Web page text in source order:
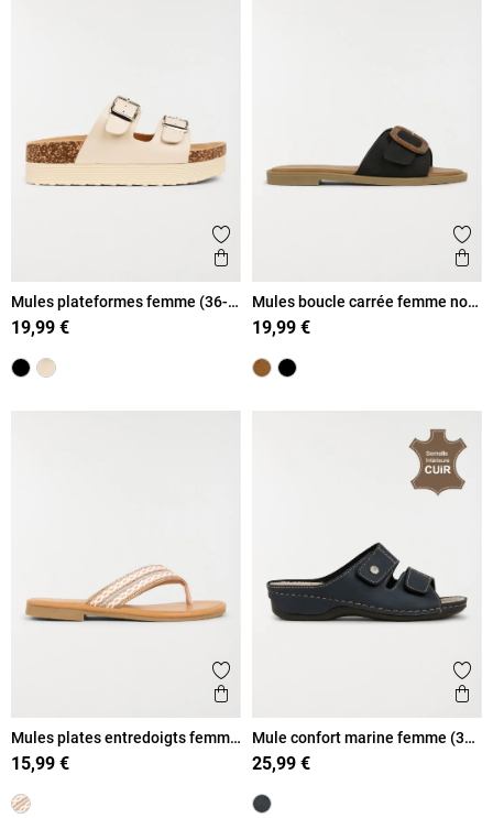
Ajouter aux favoris
Aperçu rapide
Mules plateformes femme (36-
41)
19,99 €
Mules boucle carrée femme noir
(36-41)
19,99 €
Ajouter aux favoris
Aperçu rapide
Mules plates entredoigts femme
(36-41)
15,99 €
Mule confort marine femme (36-
41)
25,99 €